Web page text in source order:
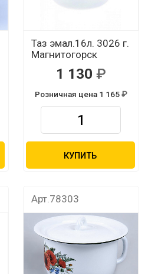
Таз эмал.16л. 3026 г.
Магнитогорск
1 130
Розничная цена 1 165
КУПИТЬ
Арт.78303